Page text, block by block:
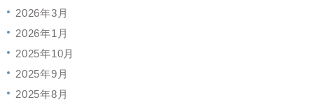
2026年3月
2026年1月
2025年10月
2025年9月
2025年8月